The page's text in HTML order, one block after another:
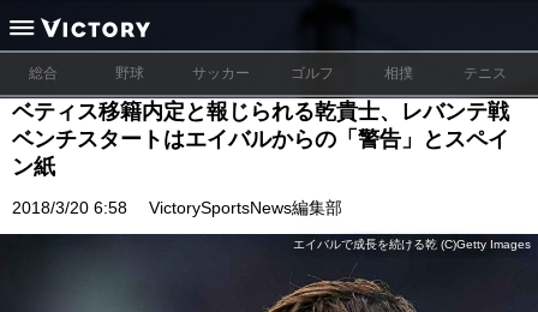
総合 野球 サッカー ゴルフ 相撲 テニス
ベティス移籍内定と報じられる乾貴士、レバンテ戦
ベンチスタートはエイバルからの「警告」とスペイ
ン紙
2018/3/20 6:58 VictorySportsNews編集部
エイバルで成長を続ける乾 (C)Getty Images